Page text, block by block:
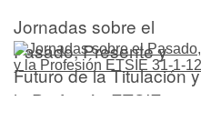
Jornadas sobre el
Pasado, Presente y
Futuro de la Titulación y
la Profesión ETSIE 1-2-